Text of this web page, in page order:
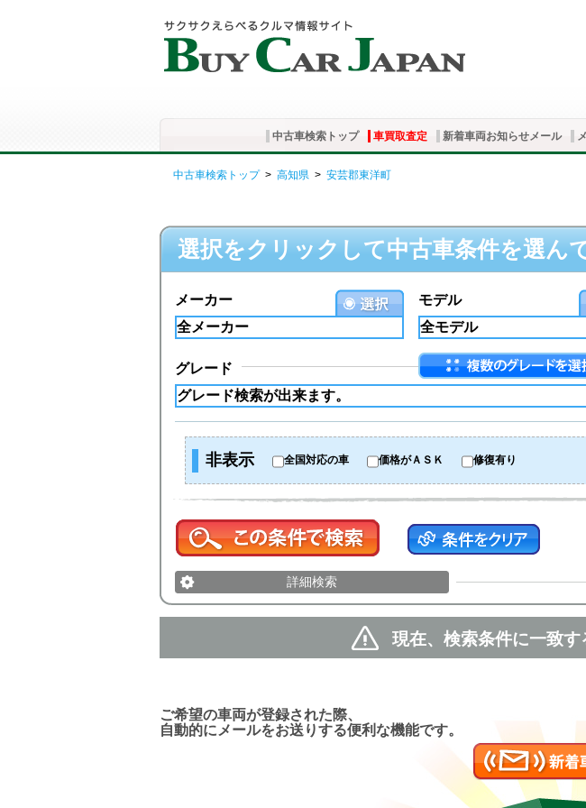
中古車検索トップ 車買取査定 新着車両お知らせメール
中古車検索トップ> 高知県 > 安芸郡東洋町
選択をクリックして中古車条件を選ん
モデル
メーカー
グレード
非表示 全国対応の車 価格がＡＳＫ 修復有り
詳細検索
現在、検索条件に一致す
ご希望の車両が登録された際、
自動的にメールをお送りする便利な機能です。